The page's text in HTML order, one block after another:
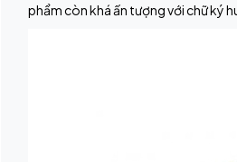
phẩm còn khá ấn tượng với chữ ký